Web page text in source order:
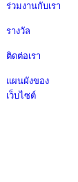
ร่วมงานกับเรา
รางวัล
ติดต่อเรา
แผนผังของ
เว็บไซต์